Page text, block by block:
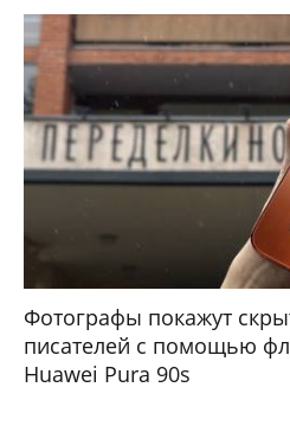
Фотографы покажут
писателей с помощью
Huawei Pura 90s